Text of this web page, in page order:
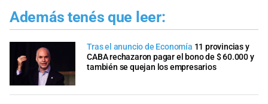
Además tenés que leer:
Tras el anuncio de Economía 11 provincias y
CABA rechazaron pagar el bono de $ 60.000 y
también se quejan los empresarios